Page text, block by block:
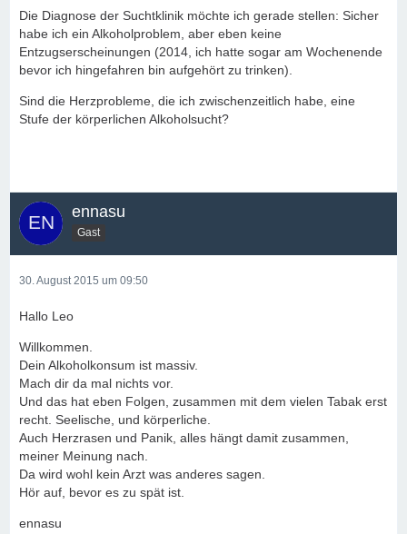
Die Diagnose der Suchtklinik möchte ich gerade stellen: Sicher
habe ich ein Alkoholproblem, aber eben keine
Entzugserscheinungen (2014, ich hatte sogar am Wochenende
bevor ich hingefahren bin aufgehört zu trinken).
Sind die Herzprobleme, die ich zwischenzeitlich habe, eine
Stufe der körperlichen Alkoholsucht?
ennasu
Gast
30. August 2015 um 09:50
Hallo Leo
Willkommen.
Dein Alkoholkonsum ist massiv.
Mach dir da mal nichts vor.
Und das hat eben Folgen, zusammen mit dem vielen Tabak erst
recht. Seelische, und körperliche.
Auch Herzrasen und Panik, alles hängt damit zusammen,
meiner Meinung nach.
Da wird wohl kein Arzt was anderes sagen.
Hör auf, bevor es zu spät ist.
ennasu